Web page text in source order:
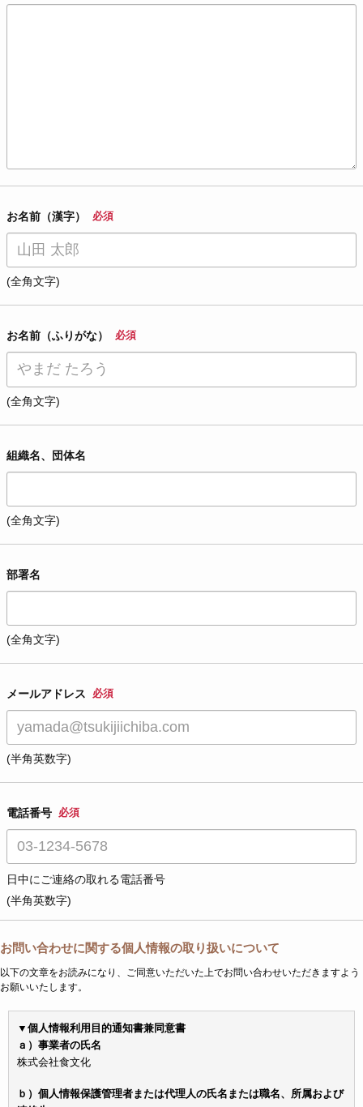
お名前（漢字） 必須
(全角文字)
お名前（ふりがな） 必須
(全角文字)
組織名、団体名
(全角文字)
部署名
(全角文字)
メールアドレス 必須
(半角英数字)
電話番号 必須
日中にご連絡の取れる電話番号
(半角英数字)
お問い合わせに関する個人情報の取り扱いについて
以下の文章をお読みになり、ご同意いただいた上でお問い合わせいただきますよう
お願いいたします。
▼個人情報利用目的通知書兼同意書
ａ）事業者の氏名
株式会社食文化
ｂ）個人情報保護管理者または代理人の氏名または職名、所属および